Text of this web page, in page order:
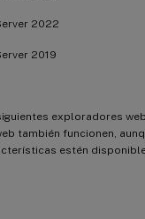
2022
2019
exploradores
también funcionen,
estén